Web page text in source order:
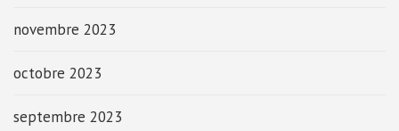
novembre 2023
octobre 2023
septembre 2023